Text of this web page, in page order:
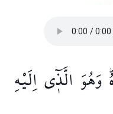
وَهُوَ الَّذ۪ٓياِلَيْهِ